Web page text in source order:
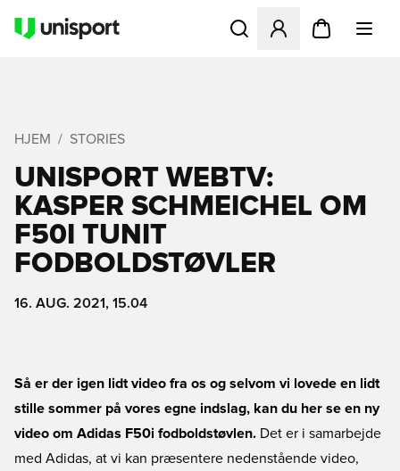
Åbner en Modal til at
HJEM STORIES
UNISPORT WEBTV:
KASPER SCHMEICHEL OM
F50I TUNIT
FODBOLDSTØVLER
16. AUG. 2021, 15.04
Så er der igen lidt video fra os og selvom vi lovede en lidt
stille sommer på vores egne indslag, kan du her se en ny
video om Adidas F50i fodboldstøvlen. Det er i samarbejde
med Adidas, at vi kan præsentere nedenstående video,